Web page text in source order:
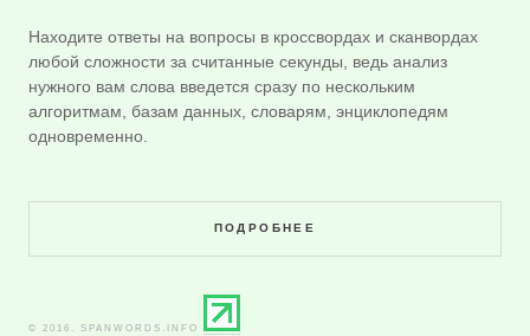
Находите ответы на вопросы в кроссвордах и сканвордах
любой сложности за считанные секунды, ведь анализ
нужного вам слова введется сразу по нескольким
алгоритмам, базам данных, словарям, энциклопедям
одновременно.
ПОДРОБНЕЕ
© 2016. SPANWORDS.INFO